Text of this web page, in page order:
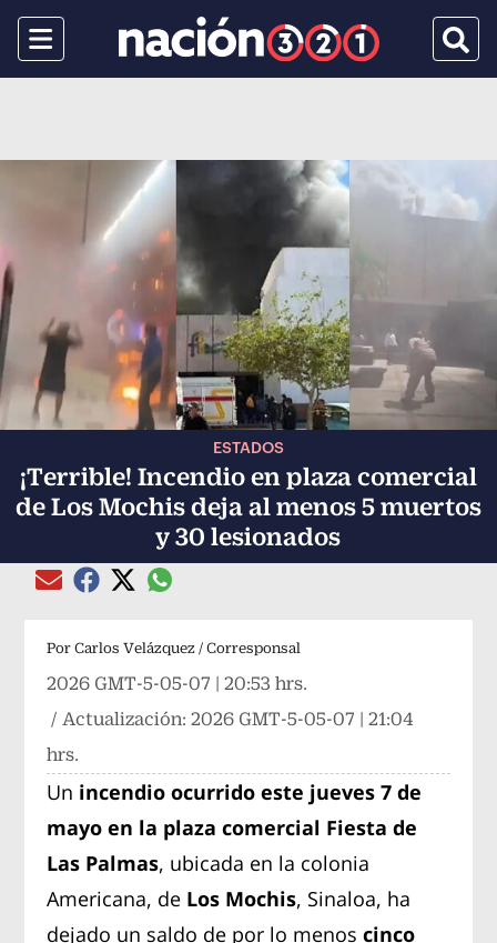
Menu
ESTADOS
¡Terrible! Incendio en plaza comercial
de Los Mochis deja al menos 5 muertos
y 30 lesionados
Compartir el artículo actual mediante Email
Compartir el artículo actual mediante Facebook
Compartir el artículo actual mediante Twitter
Compartir el artículo actual mediante
Por Carlos Velázquez / Corresponsal
2026 GMT-5-05-07 | 20:53 hrs.
/ Actualización:2026 GMT-5-05-07 | 21:04
hrs.
Un incendio ocurrido este jueves 7 de
mayo en la plaza comercial Fiesta de
Las Palmas, ubicada en la colonia
Americana, de Los Mochis, Sinaloa, ha
dejado un saldo de por lo menos cinco